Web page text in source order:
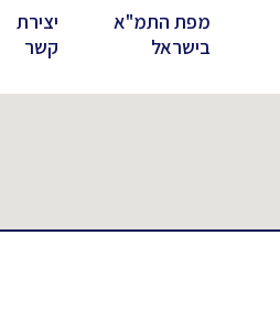
יצירת
קשר(current)
מפת התמ"א
בישראל